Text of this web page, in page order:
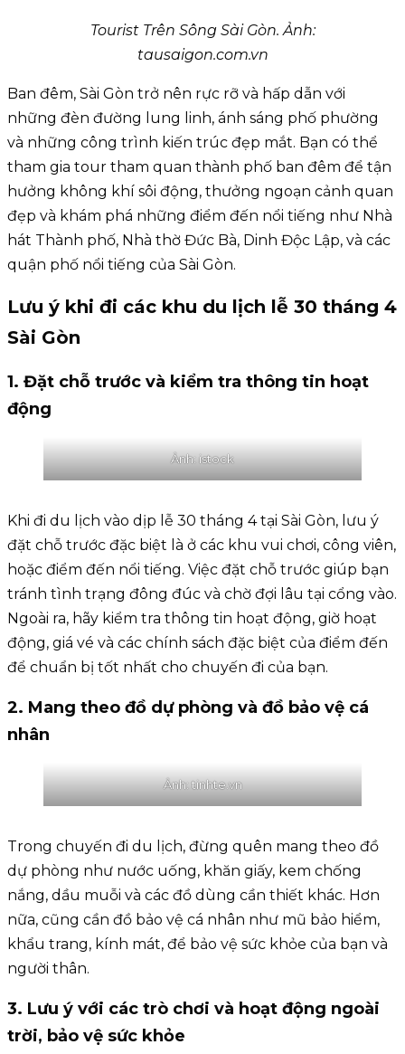
Tourist Trên Sông Sài Gòn. Ảnh:
tausaigon.com.vn
Ban đêm, Sài Gòn trở nên rực rỡ và hấp dẫn với
những đèn đường lung linh, ánh sáng phố phường
và những công trình kiến trúc đẹp mắt. Bạn có thể
tham gia tour tham quan thành phố ban đêm để tận
hưởng không khí sôi động, thưởng ngoạn cảnh quan
đẹp và khám phá những điểm đến nổi tiếng như Nhà
hát Thành phố, Nhà thờ Đức Bà, Dinh Độc Lập, và các
quận phố nổi tiếng của Sài Gòn.
Lưu ý khi đi các khu du lịch lễ 30 tháng 4
Sài Gòn
1. Đặt chỗ trước và kiểm tra thông tin hoạt
động
Ảnh: istock
Khi đi du lịch vào dịp lễ 30 tháng 4 tại Sài Gòn, lưu ý
đặt chỗ trước đặc biệt là ở các khu vui chơi, công viên,
hoặc điểm đến nổi tiếng. Việc đặt chỗ trước giúp bạn
tránh tình trạng đông đúc và chờ đợi lâu tại cổng vào.
Ngoài ra, hãy kiểm tra thông tin hoạt động, giờ hoạt
động, giá vé và các chính sách đặc biệt của điểm đến
để chuẩn bị tốt nhất cho chuyến đi của bạn.
2. Mang theo đồ dự phòng và đồ bảo vệ cá
nhân
Ảnh: tinhte.vn
Trong chuyến đi du lịch, đừng quên mang theo đồ
dự phòng như nước uống, khăn giấy, kem chống
nắng, dầu muỗi và các đồ dùng cần thiết khác. Hơn
nữa, cũng cần đồ bảo vệ cá nhân như mũ bảo hiểm,
khẩu trang, kính mát, để bảo vệ sức khỏe của bạn và
người thân.
3. Lưu ý với các trò chơi và hoạt động ngoài
trời, bảo vệ sức khỏe